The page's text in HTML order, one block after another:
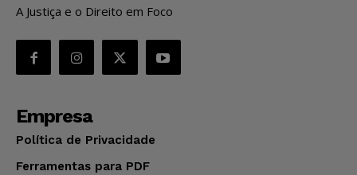
A Justiça e o Direito em Foco
Empresa
Política de Privacidade
Ferramentas para PDF